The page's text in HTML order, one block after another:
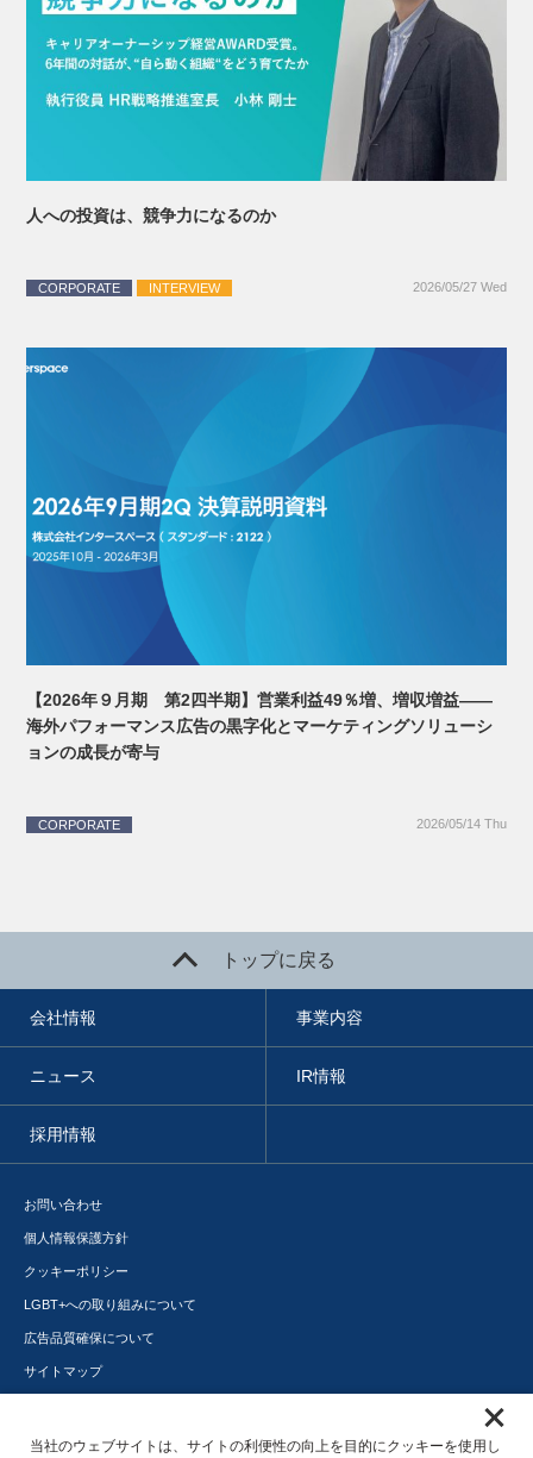
人への投資は、競争力になるのか
CORPORATE INTERVIEW 2026/05/27 Wed
【2026年９月期 第2四半期】営業利益49％増、増収増益――
海外パフォーマンス広告の黒字化とマーケティングソリューシ
ョンの成長が寄与
CORPORATE 2026/05/14 Thu
トップに戻る
会社情報 事業内容
ニュース IR情報
採用情報
お問い合わせ
個人情報保護方針
クッキーポリシー
LGBT+への取り組みについて
広告品質確保について
サイトマップ
サステナビリティ
当社のウェブサイトは、サイトの利便性の向上を目的にクッキーを使用し